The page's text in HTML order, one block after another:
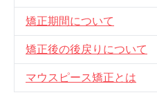
矯正期間について
矯正後の後戻りについて
マウスピース矯正とは